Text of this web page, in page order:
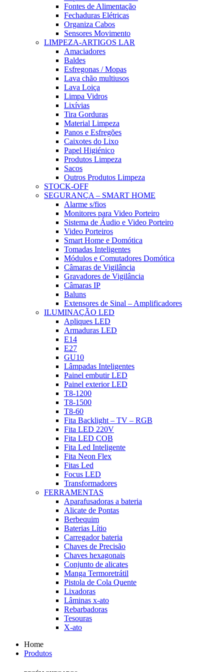
Fontes de Alimentação
Fechaduras Elétricas
Organiza Cabos
Sensores Movimento
LIMPEZA-ARTIGOS LAR
Amaciadores
Baldes
Esfregonas / Mopas
Lava chão multiusos
Lava Loiça
Limpa Vidros
Lixívias
Tira Gorduras
Material Limpeza
Panos e Esfregões
Caixotes do Lixo
Papel Higiénico
Produtos Limpeza
Sacos
Outros Produtos Limpeza
STOCK-OFF
SEGURANÇA – SMART HOME
Alarme s/fios
Monitores para Video Porteiro
Sistema de Áudio e Video Porteiro
Video Porteiros
Smart Home e Domótica
Tomadas Inteligentes
Módulos e Comutadores Domótica
Câmaras de Vigilância
Gravadores de Vigilância
Câmaras IP
Baluns
Extensores de Sinal – Amplificadores
ILUMINAÇÃO LED
Apliques LED
Armaduras LED
E14
E27
GU10
Lâmpadas Inteligentes
Painel embutir LED
Painel exterior LED
T8-1200
T8-1500
T8-60
Fita Backlight – TV – RGB
Fita LED 220V
Fita LED COB
Fita Led Inteligente
Fita Neon Flex
Fitas Led
Focus LED
Transformadores
FERRAMENTAS
Aparafusadoras a bateria
Alicate de Pontas
Berbequim
Baterias Lítio
Carregador bateria
Chaves de Precisão
Chaves hexagonais
Conjunto de alicates
Manga Termoretrátil
Pistola de Cola Quente
Lixadoras
Lâminas x-ato
Rebarbadoras
Tesouras
X-ato
Home
Produtos